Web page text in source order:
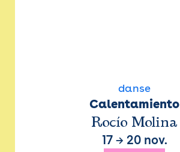
danse
Calentamiento
Rocío Molina
17→ 20 nov.